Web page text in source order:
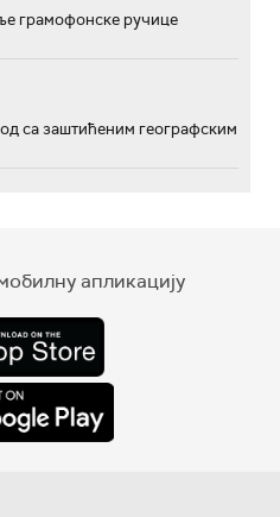
грамофонске ручице
са заштићеним географским
апликацију